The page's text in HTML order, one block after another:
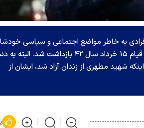
به خاطر مواضع اجتماعی و سیاسی
دچار قطع همکاری با دانشگاه و اخراج می‌شوند، گفت: استاد مطهری در حوادث قیام ۱۵ خرداد سال ۴۲ بازداشت شد.
شهید مطهری از زندان آزاد شد، ایشان از